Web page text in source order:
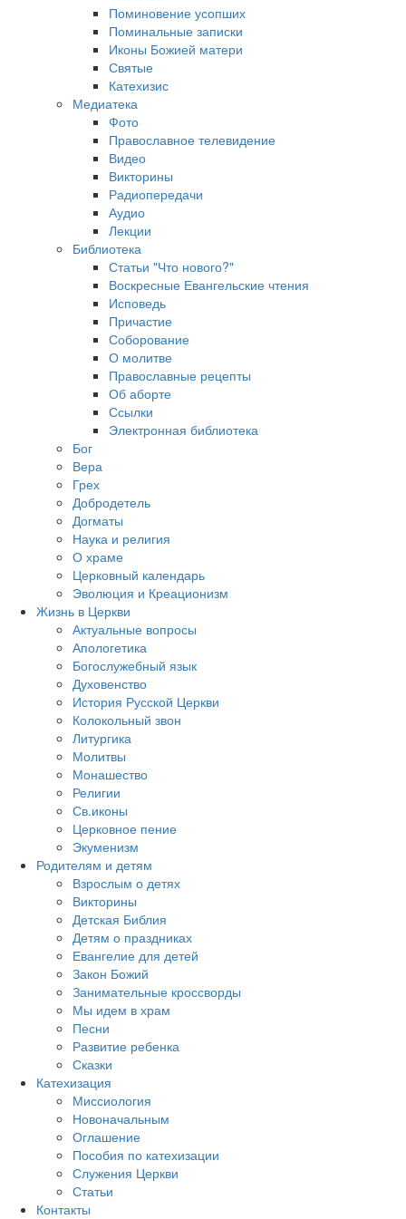
Поминовение усопших
Поминальные записки
Иконы Божией матери
Святые
Катехизис
Медиатека
Фото
Православное телевидение
Видео
Викторины
Радиопередачи
Аудио
Лекции
Библиотека
Статьи "Что нового?"
Воскресные Евангельские чтения
Исповедь
Причастие
Соборование
О молитве
Православные рецепты
Об аборте
Ссылки
Электронная библиотека
Бог
Вера
Грех
Добродетель
Догматы
Наука и религия
О храме
Церковный календарь
Эволюция и Креационизм
Жизнь в Церкви
Актуальные вопросы
Апологетика
Богослужебный язык
Духовенство
История Русской Церкви
Колокольный звон
Литургика
Молитвы
Монашество
Религии
Св.иконы
Церковное пение
Экуменизм
Родителям и детям
Взрослым о детях
Викторины
Детская Библия
Детям о праздниках
Евангелие для детей
Закон Божий
Занимательные кроссворды
Мы идем в храм
Песни
Развитие ребенка
Сказки
Катехизация
Миссиология
Новоначальным
Оглашение
Пособия по катехизации
Служения Церкви
Статьи
Контакты